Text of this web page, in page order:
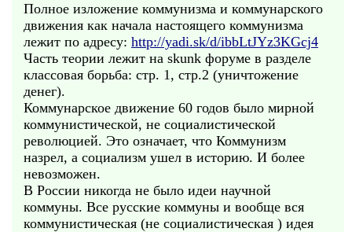
Полное изложение коммунизма и коммунарского
движения как начала настоящего коммунизма
лежит по адресу: http://yadi.sk/d/ibbLtJYz3KGcj4
Часть теории лежит на skunk форуме в разделе
классовая борьба: стр. 1, стр.2 (уничтожение
денег).
Коммунарское движение 60 годов было мирной
коммунистической, не социалистической
революцией. Это означает, что Коммунизм
назрел, а социализм ушел в историю. И более
невозможен.
В России никогда не было идеи научной
коммуны. Все русские коммуны и вообще вся
коммунистическая (не социалистическая ) идея